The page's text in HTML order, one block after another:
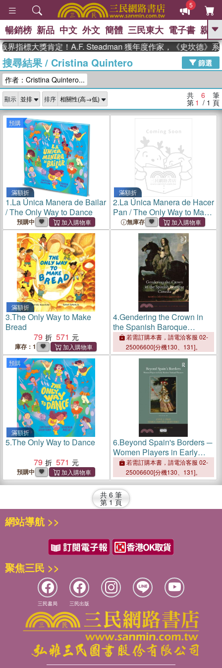
5
GO
熱搜： 東野圭吾 高希均教授回憶錄
、 The Odyssey 、 父親節 、 如果歷
獎 臺灣漫遊錄 、 方念華 、 台灣的李
登輝時代
數學女孩：黎曼猜想 、
偉大的迷走神經
暢銷榜 新品 中文 外文 簡體 三民東大 電子書 親子
指標大獎肯定！A.F. Steadman 獲年度作家，《史坎德》系
搜尋結果/ Cristina Quintero
篩選
作者：Cristina Quintero...
顯示 排序 共 6 筆
第 1 / 1 頁
預購
滿額折
1.La Única Manera de Bailar
/ The Only Way to Dance
預購中
滿額折
2.La Única Manera de Hacer
Pan / The Only Way to Make
Bread無庫存
滿額折
3.The Only Way to Make
Bread
79
571
庫存：1
4.Gendering the Crown in
the Spanish Baroque
Comedia
若需訂購本書，請電洽客服 02-
25006600[分機130、131]。
預購
滿額折
5.The Only Way to Dance
79
571
預購中
6.Beyond Spain's Borders ─
Women Players in Early
Modern National Theaters
若需訂購本書，請電洽客服 02-
25006600[分機130、131]。
共 6 筆
第 1 頁
網站導航 >>
聚焦三民 >>
三民書局 三民出版